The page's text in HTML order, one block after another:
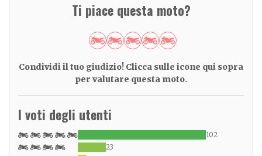
Ti piace questa moto?
Condividi il tuo giudizio! Clicca sulle icone qui sopra
per valutare questa moto.
I voti degli utenti
102
23